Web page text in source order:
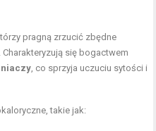
pragną zrzucić zbędne
się bogactwem
, co sprzyja uczuciu sytości i
takie jak: